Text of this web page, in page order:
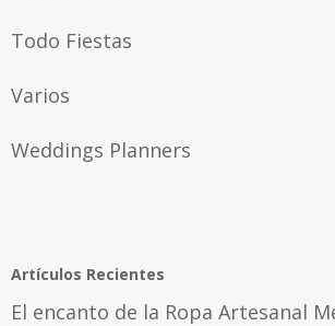
Todo Fiestas
Varios
Weddings Planners
Artículos Recientes
El encanto de la Ropa Artesanal